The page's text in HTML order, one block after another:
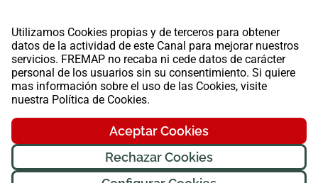
Utilizamos Cookies propias y de terceros para obtener
datos de la actividad de este Canal para mejorar nuestros
servicios. FREMAP no recaba ni cede datos de carácter
personal de los usuarios sin su consentimiento. Si quiere
mas información sobre el uso de las Cookies, visite
nuestra Política de Cookies.
Aceptar Cookies
Rechazar Cookies